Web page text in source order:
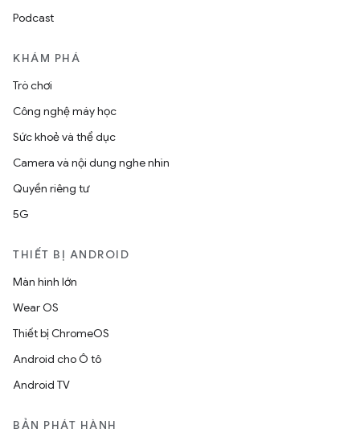
Podcast
KHÁM PHÁ
Trò chơi
Công nghệ máy học
Sức khoẻ và thể dục
Camera và nội dung nghe nhìn
Quyền riêng tư
5G
THIẾT BỊ ANDROID
Màn hình lớn
Wear OS
Thiết bị ChromeOS
Android cho Ô tô
Android TV
BẢN PHÁT HÀNH